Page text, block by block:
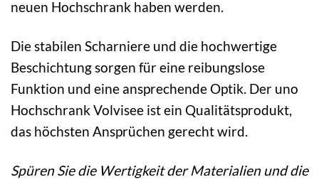
neuen Hochschrank haben werden.
Die stabilen Scharniere und die hochwertige
Beschichtung sorgen für eine reibungslose
Funktion und eine ansprechende Optik. Der uno
Hochschrank Volvisee ist ein Qualitätsprodukt,
das höchsten Ansprüchen gerecht wird.
Spüren Sie die Wertigkeit der Materialien und die